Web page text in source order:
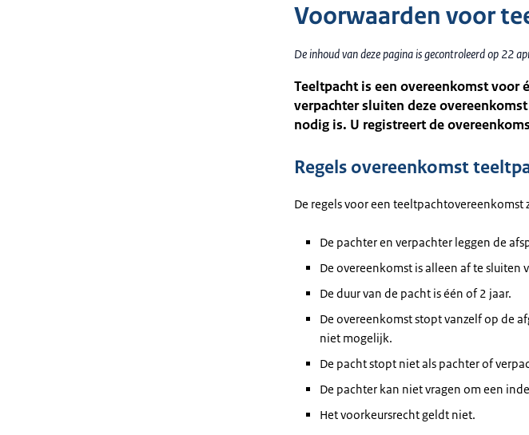
Voorwaarden voor
De inhoud van deze pagina is gecontroleerd op 22
Teeltpacht is een overeenkomst voor
verpachter sluiten deze
nodig is. U registreert de
Regels overeenkomst
De regels voor een teeltpachtovereenkomst
De pachter en verpachter leggen de
De overeenkomst is alleen af te sluiten
De duur van de pacht is één of 2 jaar.
De overeenkomst stopt vanzelf op de
niet mogelijk.
De pacht stopt niet als pachter of
De pachter kan niet vragen om een
Het voorkeursrecht geldt niet.